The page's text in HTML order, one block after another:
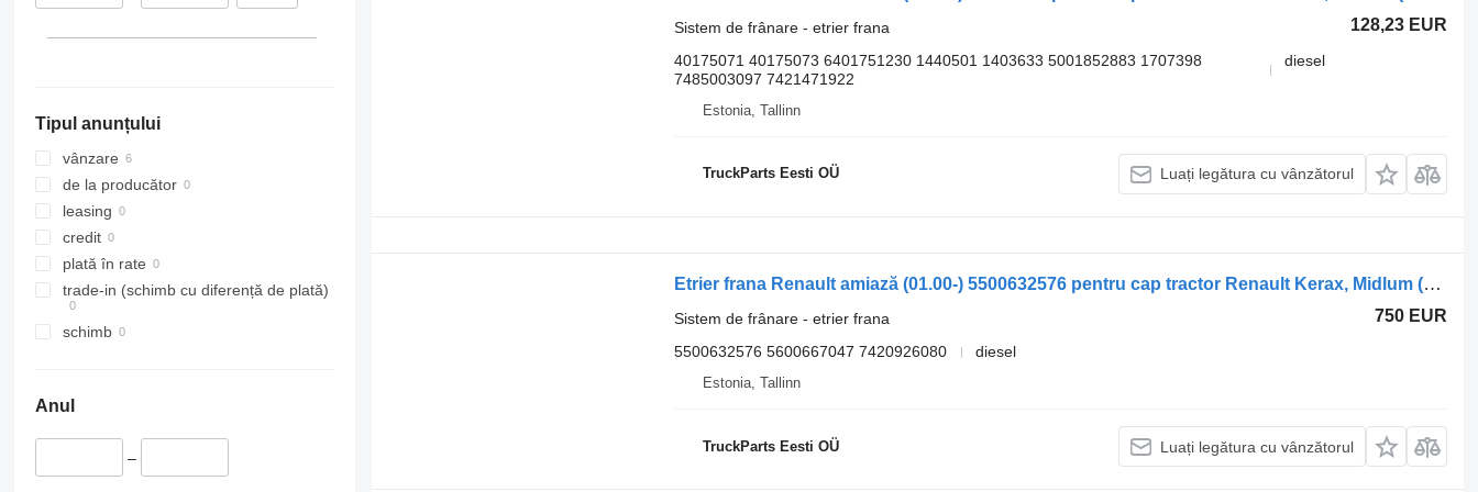
Tipul anunțului
vânzare
de la producător
leasing
credit
plată în rate
trade-in (schimb cu diferență de plată)
schimb
Anul
–
128,23 EUR
Sistem de frânare - etrier frana
40175071 40175073 6401751230 1440501 1403633 5001852883 1707398
7485003097 7421471922
diesel
Estonia, Tallinn
TruckParts Eesti OÜ Luați legătura cu vânzătorul
Etrier frana Renault amiază (01.00-) 5500632576 pentru cap tractor Renault Kerax, Midlum (1997-2014)
750 EUR
Sistem de frânare - etrier frana
5500632576 5600667047 7420926080
diesel
Estonia, Tallinn
TruckParts Eesti OÜ Luați legătura cu vânzătorul